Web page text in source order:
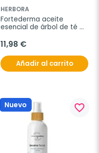
HERBORA
Fortederma aceite
esencial de árbol de té
11,98 €
Añadir al carrito
Nuevo favorite_border